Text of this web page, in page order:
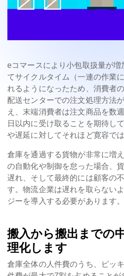
eコマースにより小包取扱量が増
てサイクルタイム（一連の作業
れるようになったため、消費者
配送センターでの注文処理方法
え、末端消費者は注文商品を数
日以内に受け取ることを期待し
や遅延に対してそれほど寛容で
倉庫を通過する貨物が非常に増
の自動化や制御を怠った場合、
遅れ、そして最終的には顧客の
す。物流企業は遅れを取らない
ジーを導入する必要があります。
搬入から搬出までの
理化します
倉庫全体の人件費のうち、ピッ